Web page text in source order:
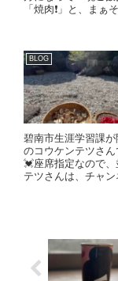
「焼肉❗️」と、まぁ
BLOG
碧南市生涯学習課
のコウケンテツさ
💓座席指定なので
テツさんは、チャン